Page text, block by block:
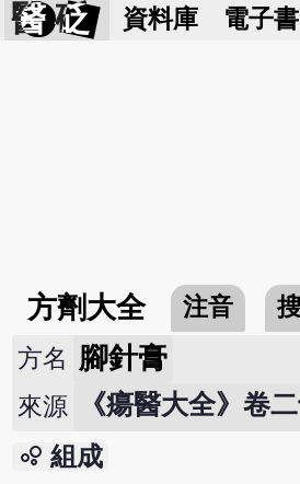
醫 砭 資料庫 電子書
方劑大全 注音
方名 腳針膏
來源 《瘍醫大全》卷
bubble_chart 組成